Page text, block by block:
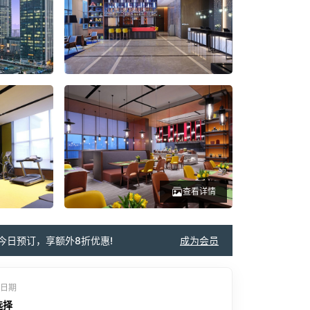
查看详情
日预订，享额外8折优惠! 成为会员
期
择